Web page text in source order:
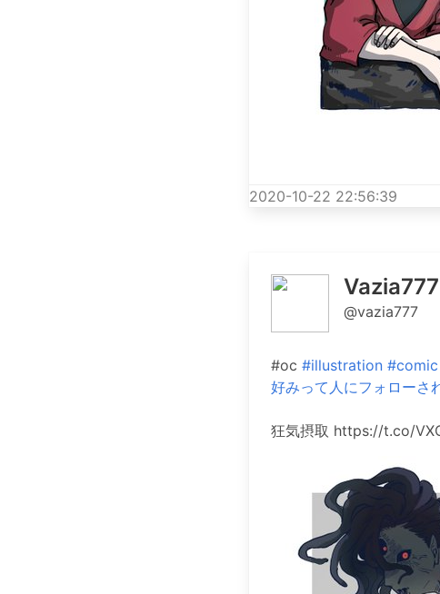
2020-10-22 22:56:39
Vazia777
@vazia777
#oc #illustration #comic
好みって人にフォローさ
狂気摂取 https://t.co/